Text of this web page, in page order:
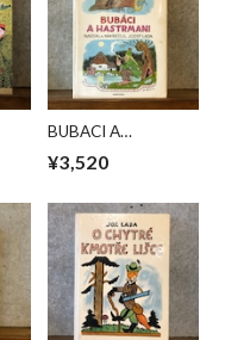
BUBACI A
¥3,520